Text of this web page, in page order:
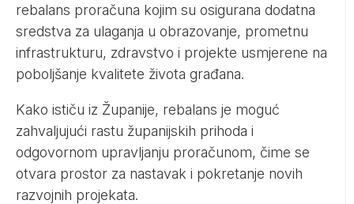
rebalans proračuna kojim su osigurana dodatna
sredstva za ulaganja u obrazovanje, prometnu
infrastrukturu, zdravstvo i projekte usmjerene na
poboljšanje kvalitete života građana.
Kako ističu iz Županije, rebalans je moguć
zahvaljujući rastu županijskih prihoda i
odgovornom upravljanju proračunom, čime se
otvara prostor za nastavak i pokretanje novih
razvojnih projekata.